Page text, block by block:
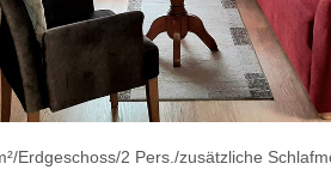
Erdgeschoss/2 Pers./zusätzliche